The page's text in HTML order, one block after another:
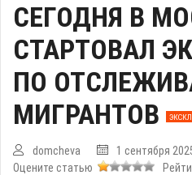
СЕГОДНЯ В
СТАРТОВАЛ
ПО
МИГРАНТОВ
domcheva 1 сентября
Оцените статью